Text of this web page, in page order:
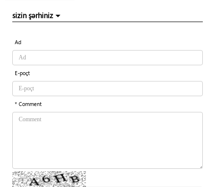
sizin şərhiniz
Ad
E-poçt
* Comment